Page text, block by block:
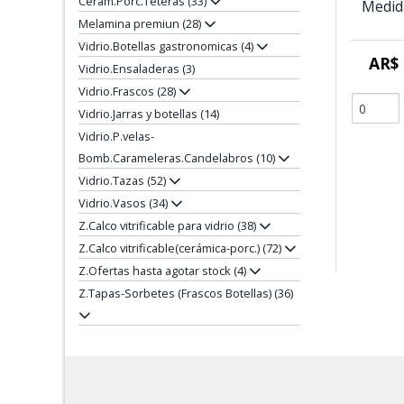
Melamina premiun (28)
Vidrio.Botellas gastronomicas (4)
Vidrio.Ensaladeras (3)
Vidrio.Frascos (28)
Vidrio.Jarras y botellas (14)
Vidrio.P.velas-
Bomb.Carameleras.Candelabros (10)
Vidrio.Tazas (52)
Vidrio.Vasos (34)
Z.Calco vitrificable para vidrio (38)
Z.Calco vitrificable(cerámica-porc.) (72)
Z.Ofertas hasta agotar stock (4)
Z.Tapas-Sorbetes (Frascos Botellas) (36)
AR$